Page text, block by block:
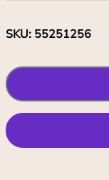
SKU: 55251256